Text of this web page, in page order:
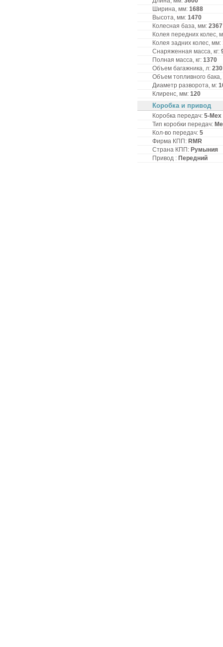
Ширина, мм: 1688
Высота, мм: 1470
Колесная база, мм: 2367
Колея передних колес,
Колея задних колес, мм:
Снаряженная масса, кг:
Полная масса, кг: 1370
Объем багажника, л: 230
Объем топливного
Диаметр разворота, м:
Клиренс, мм: 120
Коробка и привод
Коробка передач: 5-Мех
Тип коробки передач:
Кол-во передач: 5
Фирма КПП: RMR
Страна КПП: Румыния
Привод : Передний